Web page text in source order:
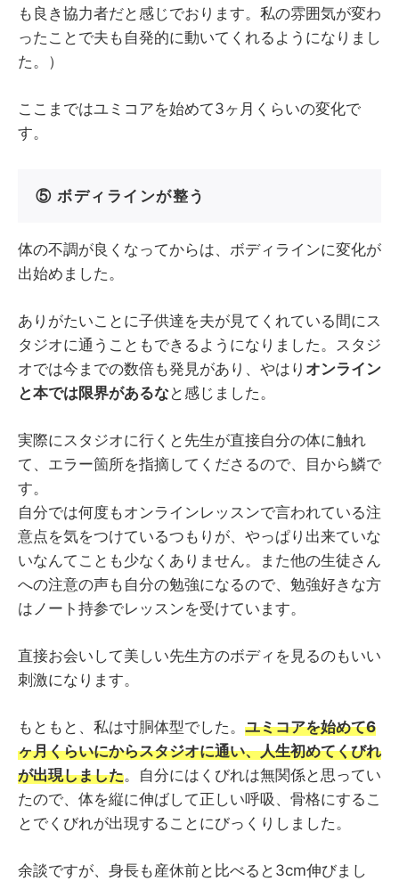
も良き協力者だと感じでおります。私の雰囲気が変わ
ったことで夫も自発的に動いてくれるようになりまし
た。）
ここまではユミコアを始めて3ヶ月くらいの変化で
す。
⑤ ボディラインが整う
体の不調が良くなってからは、ボディラインに変化が
出始めました。
ありがたいことに子供達を夫が見てくれている間にス
タジオに通うこともできるようになりました。スタジ
オでは今までの数倍も発見があり、やはり オンライン
と本では限界があるなと感じました。
実際にスタジオに行くと先生が直接自分の体に触れ
て、エラー箇所を指摘してくださるので、目から鱗で
す。
自分では何度もオンラインレッスンで言われている注
意点を気をつけているつもりが、やっぱり出来ていな
いなんてことも少なくありません。また他の生徒さん
への注意の声も自分の勉強になるので、勉強好きな方
はノート持参でレッスンを受けています。
直接お会いして美しい先生方のボディを見るのもいい
刺激になります。
もともと、私は寸胴体型でした。 ユミコアを始めて6
ヶ月くらいにからスタジオに通い、人生初めてくびれ
が出現しました。自分にはくびれは無関係と思ってい
たので、体を縦に伸ばして正しい呼吸、骨格にするこ
とでくびれが出現することにびっくりしました。
余談ですが、身長も産休前と比べると3cm伸びまし